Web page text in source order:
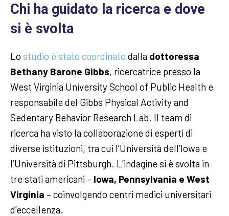
Chi ha guidato la ricerca e dove
si è svolta
Lo studio è stato coordinato dalla dottoressa
Bethany Barone Gibbs, ricercatrice presso la
West Virginia University School of Public Health e
responsabile del Gibbs Physical Activity and
Sedentary Behavior Research Lab. Il team di
ricerca ha visto la collaborazione di esperti di
diverse istituzioni, tra cui l’Università dell’Iowa e
l’Università di Pittsburgh. L’indagine si è svolta in
tre stati americani – Iowa, Pennsylvania e West
Virginia – coinvolgendo centri medici universitari
d’eccellenza.